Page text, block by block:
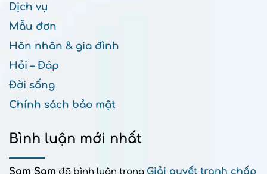
Dịch vụ
Mẫu đơn
Hôn nhân & gia đình
Hỏi – Đáp
Đời sống
Chính sách bảo mật
Bình luận mới nhất
Sam Sam đã bình luận trong Giải quyết tranh chấp